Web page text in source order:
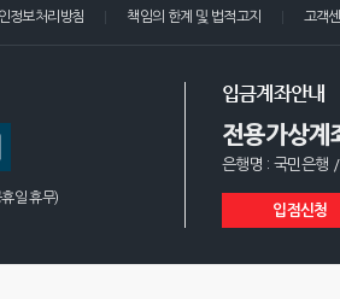
정보처리방침 책임의 한계 및 법적고지 고객
일 휴무)
입금계좌안내
전용가상계
은행명 : 국민은행
입점신청